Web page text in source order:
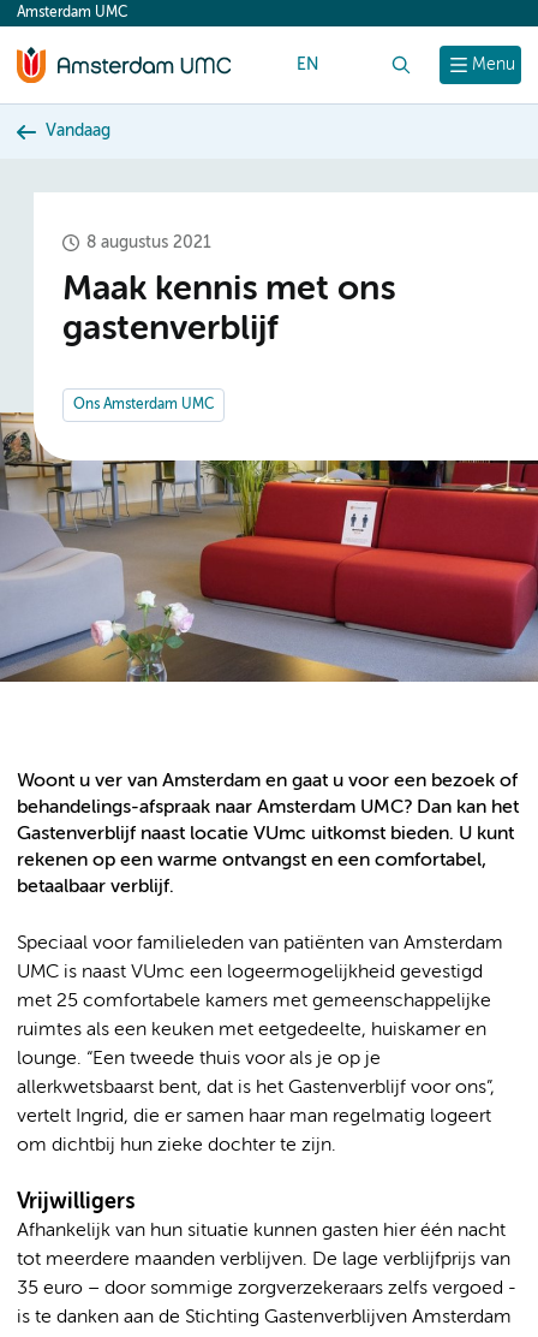
content
Menu
Amsterdam UMC
EN
Vandaag
8 augustus 2021
Maak kennis met ons
gastenverblijf
Ons Amsterdam UMC
Woont u ver van Amsterdam en gaat u voor een bezoek of
behandelings-afspraak naar Amsterdam UMC? Dan kan het
Gastenverblijf naast locatie VUmc uitkomst bieden. U kunt
rekenen op een warme ontvangst en een comfortabel,
betaalbaar verblijf.
Speciaal voor familieleden van patiënten van Amsterdam
UMC is naast VUmc een logeermogelijkheid gevestigd
met 25 comfortabele kamers met gemeenschappelijke
ruimtes als een keuken met eetgedeelte, huiskamer en
lounge. “Een tweede thuis voor als je op je
allerkwetsbaarst bent, dat is het Gastenverblijf voor ons”,
vertelt Ingrid, die er samen haar man regelmatig logeert
om dichtbij hun zieke dochter te zijn.
Vrijwilligers
Afhankelijk van hun situatie kunnen gasten hier één nacht
tot meerdere maanden verblijven. De lage verblijfprijs van
35 euro – door sommige zorgverzekeraars zelfs vergoed -
is te danken aan de Stichting Gastenverblijven Amsterdam